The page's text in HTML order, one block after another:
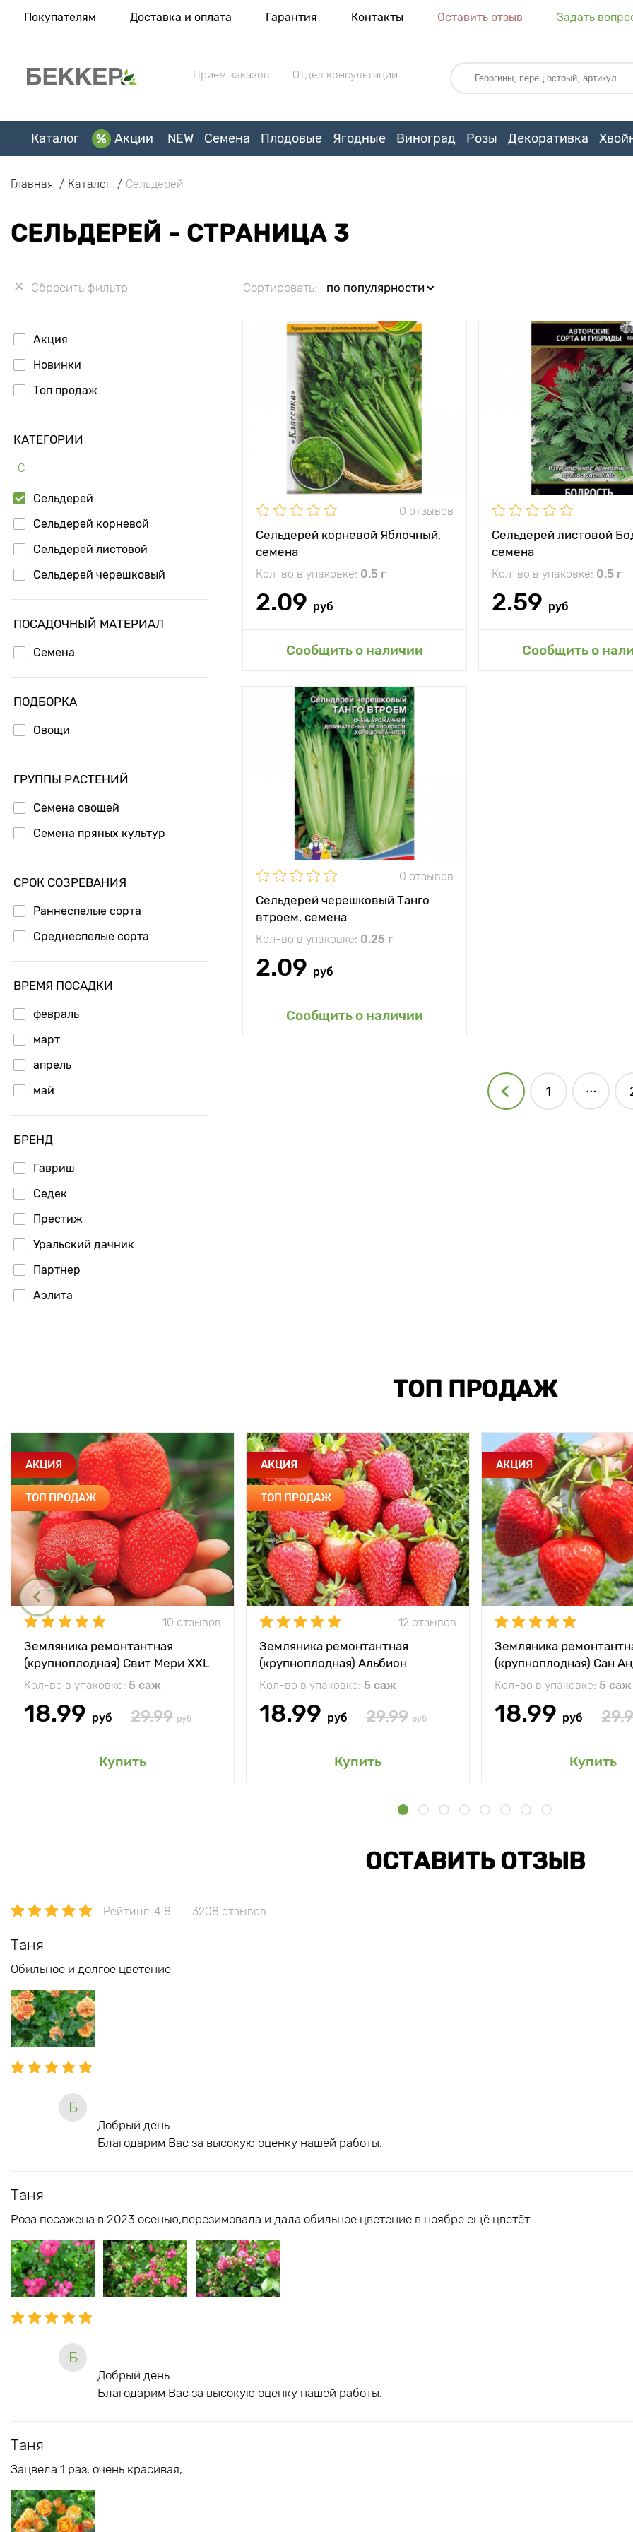
Покупателям Доставка и оплата Гарантия Контакты Оставить отзыв Задать
Прием заказов Отдел консультации
Каталог Акции NEW Семена Плодовые Ягодные Виноград Розы Декоративка
Главная Каталог Сельдерей
СЕЛЬДЕРЕЙ - СТРАНИЦА 3
Сбросить фильтр
Акция
Новинки
Топ продаж
КАТЕГОРИИ
С
Сельдерей
Сельдерей корневой
Сельдерей листовой
Сельдерей черешковый
ПОСАДОЧНЫЙ МАТЕРИАЛ
Семена
ПОДБОРКА
Овощи
ГРУППЫ РАСТЕНИЙ
Семена овощей
Семена пряных культур
СРОК СОЗРЕВАНИЯ
Раннеспелые сорта
Среднеспелые сорта
ВРЕМЯ ПОСАДКИ
февраль
март
апрель
май
БРЕНД
Гавриш
Седек
Престиж
Уральский дачник
Партнер
Аэлита
Сортировать: по популярности
0 отзывов
Сельдерей корневой Яблочный,
семена
Кол-во в упаковке: 0.5 г
2.09 руб
Сообщить о наличии
Добавить в мой сад
Сельдерей листовой
семена
Кол-во в упаковке: 0.5 г
2.59 руб
Сообщить о
Добавить в мой
0 отзывов
Сельдерей черешковый Танго
втроем, семена
Кол-во в упаковке: 0.25 г
2.09 руб
Сообщить о наличии
1 ...
ТОП ПРОДАЖ
АКЦИЯ
ТОП ПРОДАЖ
10 отзывов
Земляника ремонтантная
(крупноплодная) Свит Мери XXL
Кол-во в упаковке: 5 саж
18.99 руб 29.99 руб
Купить
АКЦИЯ
ТОП ПРОДАЖ
12 отзывов
Земляника ремонтантная
(крупноплодная) Альбион
Кол-во в упаковке: 5 саж
18.99 руб 29.99 руб
Купить
АКЦИЯ
Земляника
(крупноплодная) Сан
Кол-во в упаковке: 5 саж
18.99 руб
Купить
ОСТАВИТЬ ОТЗЫВ
Рейтинг: 4.8 3208 отзывов
Таня
Обильное и долгое цветение
Б
Добрый день.
Благодарим Вас за высокую оценку нашей работы.
Таня
Роза посажена в 2023 осенью,перезимовала и дала обильное цветение в ноябре ещё цветёт.
Б
Добрый день.
Благодарим Вас за высокую оценку нашей работы.
Таня
Зацвела 1 раз, очень красивая,